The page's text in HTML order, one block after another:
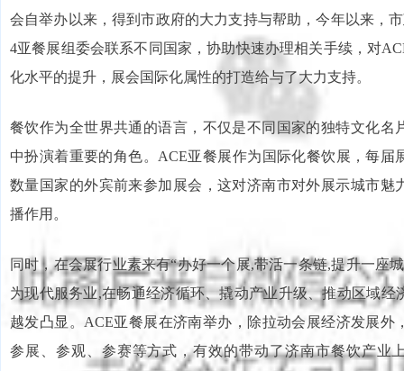
会自举办以来，得到市政府的大力支持与帮助，今年以来，
4亚餐展组委会联系不同国家，协助快速办理相关手续，对
化水平的提升，展会国际化属性的打造给与了大力支持。
餐饮作为全世界共通的语言，不仅是不同国家的独特文化名
中扮演着重要的角色。ACE亚餐展作为国际化餐饮展，每届
数量国家的外宾前来参加展会，这对济南市对外展示城市魅
播作用。
同时，在会展行业素来有“办好一个展,带活一条链,提升一座
为现代服务业,在畅通经济循环、撬动产业升级、推动区域经
越发凸显。ACE亚餐展在济南举办，除拉动会展经济发展外
参展、参观、参赛等方式，有效的带动了济南市餐饮产业